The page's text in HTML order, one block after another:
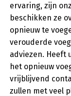
ervaring, zijn
beschikken ze
opnieuw te
verouderde
adviezen. Heeft
het opnieuw
vrijblijvend
zullen met veel